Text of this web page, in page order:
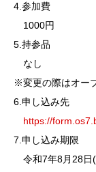
4.参加費
1000円
5.持参品
なし
※変更の際はオー
6.申し込み先
https://
7.申し込み期限
令和7年8月28日